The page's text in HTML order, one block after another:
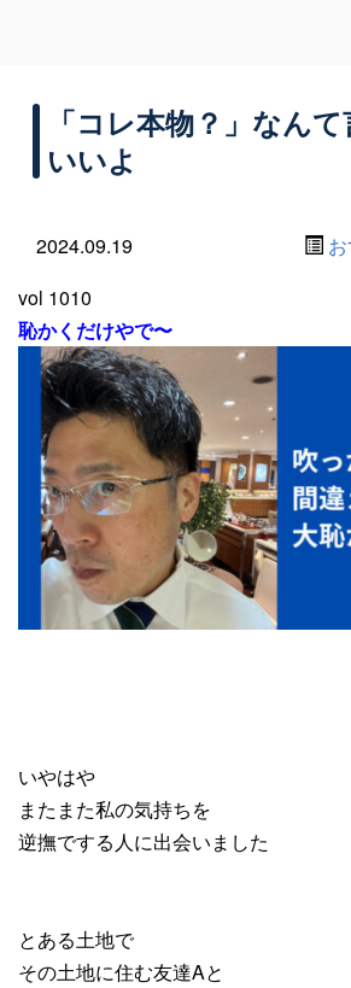
「コレ本物？」なん
いいよ
2024.09.19
vol 1010
恥かくだけやで〜
いやはや
またまた私の気持ちを
逆撫でする人に出会いました
とある土地で
その土地に住む友達Aと